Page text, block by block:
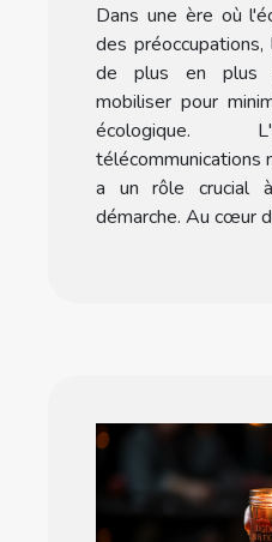
Dans une ère où
des
de plus en plus
mobiliser pour
écologique.
a un rôle crucial
démarche. Au cœur